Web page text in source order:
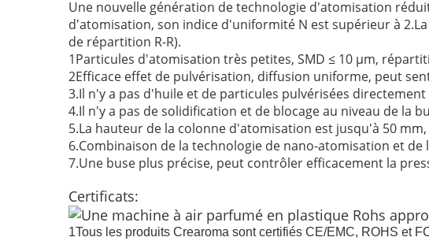
Une nouvelle génération de technologie d'atomisation
d'atomisation, son indice d'uniformité N est supérieur à
de répartition R-R).
1Particules d'atomisation très petites, SMD ≤ 10 μm,
2Efficace effet de pulvérisation, diffusion uniforme, peut
3.Il n'y a pas d'huile et de particules pulvérisées
4.Il n'y a pas de solidification et de blocage au niveau de la
5.La hauteur de la colonne d'atomisation est jusqu'à 50
6.Combinaison de la technologie de nano-atomisation et
7.Une buse plus précise, peut contrôler efficacement la
Certificats:
1Tous les produits Crearoma sont certifiés CE/EMC, ROHS et